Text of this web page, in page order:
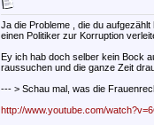
Ja die Probleme , die du
einen Politiker zur Korruption
Ey ich hab doch selber kein Bock
raussuchen und die ganze Zeit
--- > Schau mal, was die
http://www.youtube.com/